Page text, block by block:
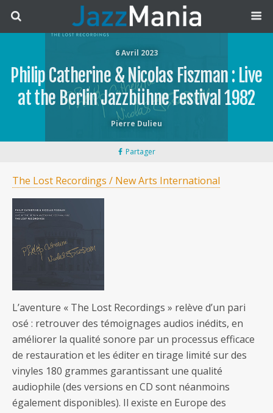
6 Avril 2023
Philip Catherine & Nicolas Fiszman : Live
at the Berlin Jazzbühne Festival 1982
Pierre Dulieu
Partager
The Lost Recordings / New Arts International
L’aventure « The Lost Recordings » relève d’un pari
osé : retrouver des témoignages audios inédits, en
améliorer la qualité sonore par un processus efficace
de restauration et les éditer en tirage limité sur des
vinyles 180 grammes garantissant une qualité
audiophile (des versions en CD sont néanmoins
également disponibles). Il existe en Europe des